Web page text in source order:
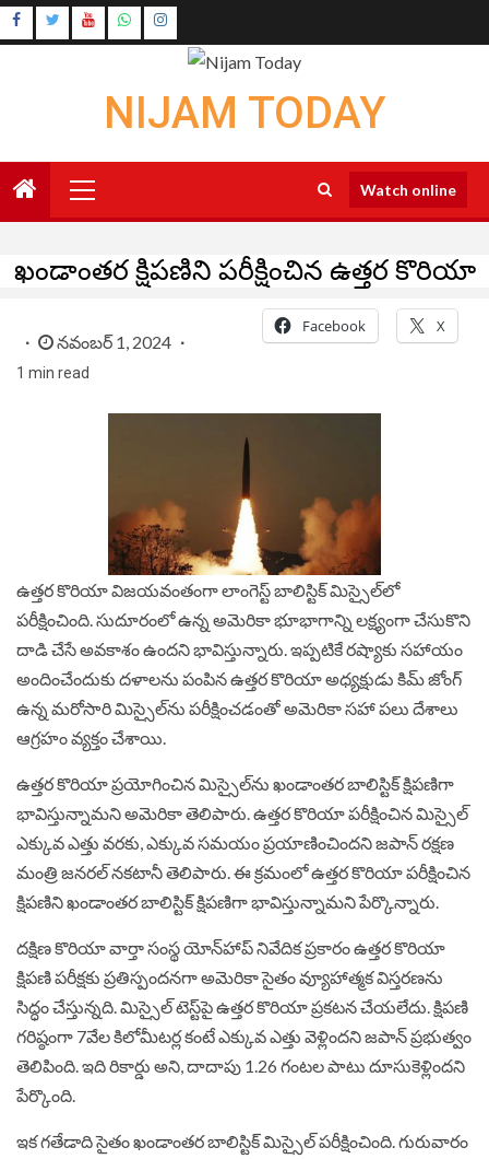
Skip
to
Instagram
NIJAM TODAY
Menu
Watch online
ఖండాంతర క్షిపణిని పరీక్షించిన ఉత్తర కొరియా
నవంబర్ 1, 2024
1 min read
Facebook X
ఉత్తర కొరియా విజయవంతంగా లాంగెస్ట్‌ బాలిస్టిక్‌ మిస్సైల్‌లో
పరీక్షించింది. సుదూరంలో ఉన్న అమెరికా భూభాగాన్ని లక్ష్యంగా చేసుకొని
దాడి చేసే అవకాశం ఉందని భావిస్తున్నారు. ఇప్పటికే రష్యాకు సహాయం
అందించేందుకు దళాలను పంపిన ఉత్తర కొరియా అధ్యక్షుడు కిమ్‌ జోంగ్‌
ఉన్న మరోసారి మిస్సైల్‌ను పరీక్షించడంతో అమెరికా సహా పలు దేశాలు
ఆగ్రహం వ్యక్తం చేశాయి.
ఉత్తర కొరియా ప్రయోగించిన మిస్సైల్‌ను ఖండాంతర బాలిస్టిక్‌ క్షిపణిగా
భావిస్తున్నామని అమెరికా తెలిపారు. ఉత్తర కొరియా పరీక్షించిన మిస్సైల్‌
ఎక్కువ ఎత్తు వరకు, ఎక్కువ సమయం ప్రయాణించిందని జపాన్ రక్షణ
మంత్రి జనరల్ నకటానీ తెలిపారు. ఈ క్రమంలో ఉత్తర కొరియా పరీక్షించిన
క్షిపణిని ఖండాంతర బాలిస్టిక్ క్షిపణిగా భావిస్తున్నామని పేర్కొన్నారు.
దక్షిణ కొరియా వార్తా సంస్థ యోన్‌హాప్ నివేదిక ప్రకారం ఉత్తర కొరియా
క్షిపణి పరీక్షకు ప్రతిస్పందనగా అమెరికా సైతం వ్యూహాత్మక విస్తరణను
సిద్ధం చేస్తున్నది. మిస్సైల్‌ టెస్ట్‌పై ఉత్తర కొరియా ప్రకటన చేయలేదు. క్షిపణి
గరిష్ఠంగా 7వేల కిలోమీటర్ల కంటే ఎక్కువ ఎత్తు వెళ్లిందని జపాన్ ప్రభుత్వం
తెలిపింది. ఇది రికార్డు అని, దాదాపు 1.26 గంటల పాటు దూసుకెళ్లిందని
పేర్కొంది.
ఇక గతేడాది సైతం ఖండాంతర బాలిస్టిక్‌ మిస్సైల్‌ పరీక్షించింది. గురువారం